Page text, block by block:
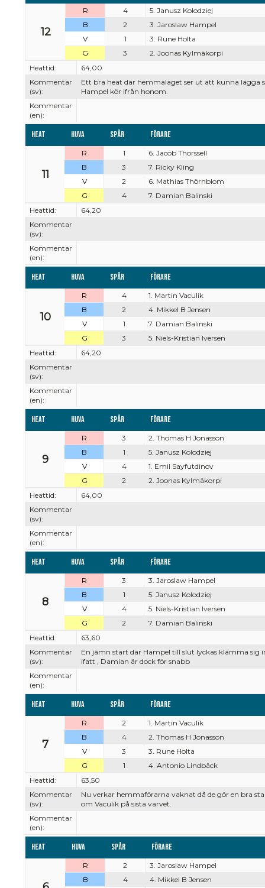
12
R 4
5. Janusz Kolodziej
B
2
3. Jaroslaw Hampel
V
1
3. Rune Holta
G
3
2. Joonas Kylmäkorpi
Heattid:
64,00
Kommentar
(sv):
Ett bra heat där hemmalaget ser ut att kunna lägga
Hampel kör ifrån honom.
Kommentar
(en):
Heat Huva Spår Förare
11
R 1
6. Jacob Thorssell
B
3
7. Ricky Kling
V
2
6. Mathias Thörnblom
G
4
7. Damian Balinski
Heattid:
64,20
Kommentar
(sv):
Kommentar
(en):
Heat Huva Spår Förare
10
R 4
1. Martin Vaculik
B
2
4. Mikkel B Jensen
V
1
7. Damian Balinski
G
3
5. Niels-Kristian Iversen
Heattid:
64,20
Kommentar
(sv):
Kommentar
(en):
Heat Huva Spår Förare
9
R 3
2. Thomas H Jonasson
B
1
5. Janusz Kolodziej
V
4
1. Emil Sayfutdinov
G
2
2. Joonas Kylmäkorpi
Heattid:
64,00
Kommentar
(sv):
Kommentar
(en):
Heat Huva Spår Förare
8
R 3
3. Jaroslaw Hampel
B
1
5. Janusz Kolodziej
V
4
5. Niels-Kristian Iversen
G
2
7. Damian Balinski
Heattid:
63,60
Kommentar
(sv):
En jämn start där Hampel till slut lyckas klämma sig
ifatt , Damian är dock för snabb
Kommentar
(en):
Heat Huva Spår Förare
7
R 2
1. Martin Vaculik
B
4
2. Thomas H Jonasson
V
3
3. Rune Holta
G
1
4. Antonio Lindbäck
Heattid:
63,50
Kommentar
(sv):
Nu verkar hemmaförarna vaknat då de gör en bra
om Vaculik på sista varvet.
Kommentar
(en):
Heat Huva Spår Förare
R 2
3. Jaroslaw Hampel
B
4 4. Mikkel B Jensen